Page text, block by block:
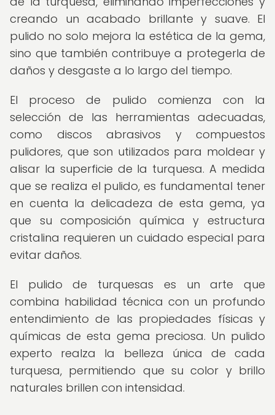
creando un acabado brillante y suave. El
pulido no solo mejora la estética de la gema,
sino que también contribuye a protegerla de
daños y desgaste a lo largo del tiempo.
El proceso de pulido comienza con la
selección de las herramientas adecuadas,
como discos abrasivos y compuestos
pulidores, que son utilizados para moldear y
alisar la superficie de la turquesa. A medida
que se realiza el pulido, es fundamental tener
en cuenta la delicadeza de esta gema, ya
que su composición química y estructura
cristalina requieren un cuidado especial para
evitar daños.
El pulido de turquesas es un arte que
combina habilidad técnica con un profundo
entendimiento de las propiedades físicas y
químicas de esta gema preciosa. Un pulido
experto realza la belleza única de cada
turquesa, permitiendo que su color y brillo
naturales brillen con intensidad.